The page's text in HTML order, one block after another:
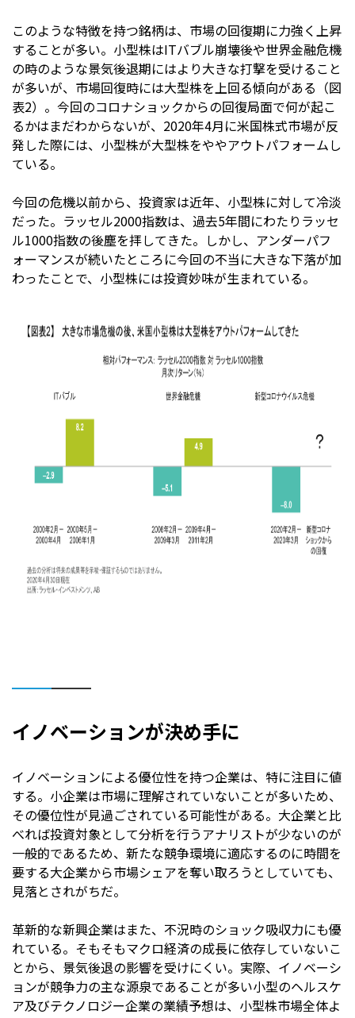
このような特徴を持つ銘柄は、市場の回復期に力強く上昇
することが多い。小型株はITバブル崩壊後や世界金融危機
の時のような景気後退期にはより大きな打撃を受けること
が多いが、市場回復時には大型株を上回る傾向がある（図
表2）。今回のコロナショックからの回復局面で何が起こ
るかはまだわからないが、2020年4月に米国株式市場が反
発した際には、小型株が大型株をややアウトパフォームし
ている。
今回の危機以前から、投資家は近年、小型株に対して冷淡
だった。ラッセル2000指数は、過去5年間にわたりラッセ
ル1000指数の後塵を拝してきた。しかし、アンダーパフ
ォーマンスが続いたところに今回の不当に大きな下落が加
わったことで、小型株には投資妙味が生まれている。
イノベーションが決め手に
イノベーションによる優位性を持つ企業は、特に注目に値
する。小企業は市場に理解されていないことが多いため、
その優位性が見過ごされている可能性がある。大企業と比
べれば投資対象として分析を行うアナリストが少ないのが
一般的であるため、新たな競争環境に適応するのに時間を
要する大企業から市場シェアを奪い取ろうとしていても、
見落とされがちだ。
革新的な新興企業はまた、不況時のショック吸収力にも優
れている。そもそもマクロ経済の成長に依存していないこ
とから、景気後退の影響を受けにくい。実際、イノベーシ
ョンが競争力の主な源泉であることが多い小型のヘルスケ
ア及びテクノロジー企業の業績予想は、小型株市場全体よ